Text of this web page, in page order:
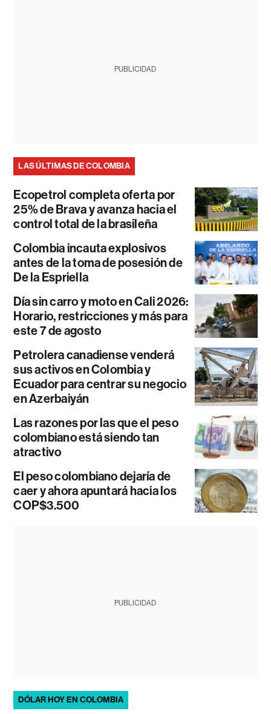
PUBLICIDAD
LAS ÚLTIMAS DE COLOMBIA
Ecopetrol completa oferta por
25% de Brava y avanza hacia el
control total de la brasileña
Colombia incauta explosivos
antes de la toma de posesión de
De la Espriella
Día sin carro y moto en Cali 2026:
Horario, restricciones y más para
este 7 de agosto
Petrolera canadiense venderá
sus activos en Colombia y
Ecuador para centrar su negocio
en Azerbaiyán
Las razones por las que el peso
colombiano está siendo tan
atractivo
El peso colombiano dejaría de
caer y ahora apuntará hacia los
COP$3.500
PUBLICIDAD
DÓLAR HOY EN COLOMBIA